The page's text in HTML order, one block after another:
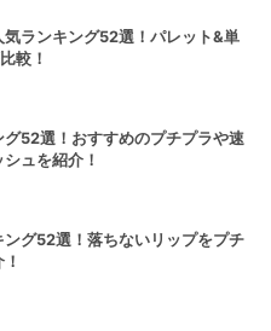
ランキング52選！パレット&単
較！
52選！おすすめのプチプラや速
ュを紹介！
グ52選！落ちないリップをプチ